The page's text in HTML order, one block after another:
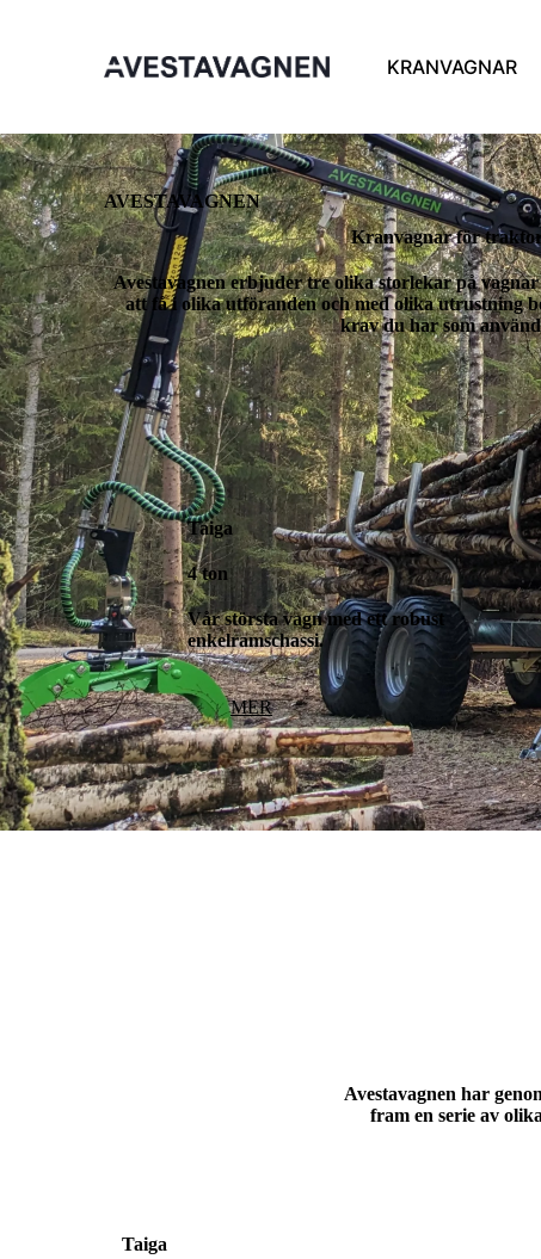
KRANVAGNAR
AVESTAVAGNEN
Kranvagnar för
Avestavagnen erbjuder tre olika storlekar på
att få i olika utföranden och med olika utrustning
krav du har som
Taiga
4 ton
Vår största vagn med ett robust
enkelramschassi.
MER
Avestavagnen har
fram en serie av
Taiga